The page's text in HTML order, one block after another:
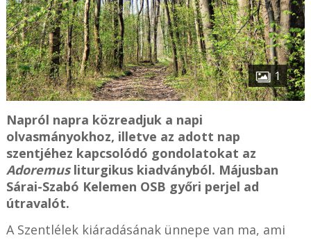
1
Napról napra közreadjuk a napi
olvasmányokhoz, illetve az adott nap
szentjéhez kapcsolódó gondolatokat az
Adoremusliturgikus kiadványból. Májusban
Sárai-Szabó Kelemen OSB győri perjel ad
útravalót.
A Szentlélek kiáradásának ünnepe van ma, ami